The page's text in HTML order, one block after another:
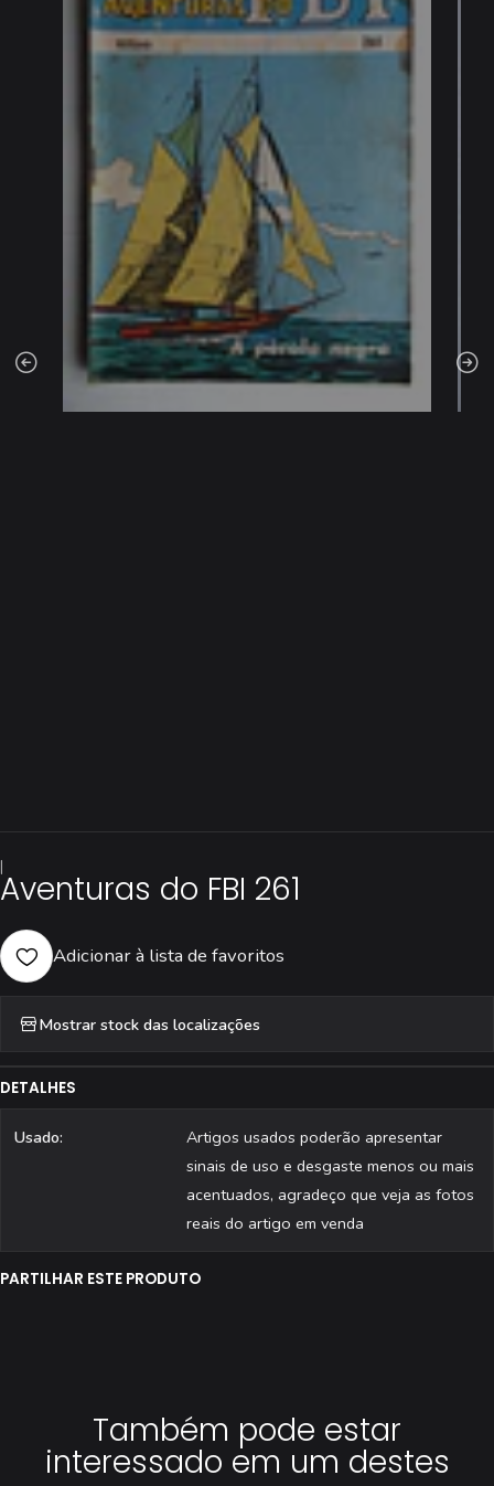
|
Aventuras do FBI 261
Adicionar à lista de favoritos
Mostrar stock das localizações
DETALHES
Usado:
Artigos usados poderão apresentar
sinais de uso e desgaste menos ou mais
acentuados, agradeço que veja as fotos
reais do artigo em venda
PARTILHAR ESTE PRODUTO
Também pode estar
interessado em um destes